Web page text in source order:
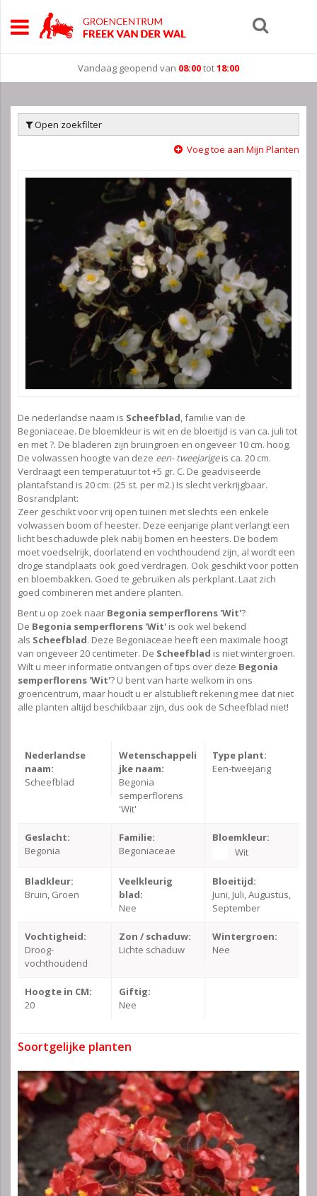
Vandaag geopend van 08:00tot18:00
Open zoekfilter
Voeg toe aan Mijn Planten
De nederlandse naam is Scheefblad, familie van de
Begoniaceae. De bloemkleur is wit en de bloeitijd is van ca. juli tot
en met ?. De bladeren zijn bruingroen en ongeveer 10 cm. hoog.
De volwassen hoogte van deze een- tweejarigeis ca. 20 cm.
Verdraagt een temperatuur tot +5 gr. C. De geadviseerde
plantafstand is 20 cm. (25 st. per m2.) Is slecht verkrijgbaar.
Bosrandplant:
Zeer geschikt voor vrij open tuinen met slechts een enkele
volwassen boom of heester. Deze eenjarige plant verlangt een
licht beschaduwde plek nabij bomen en heesters. De bodem
moet voedselrijk, doorlatend en vochthoudend zijn, al wordt een
droge standplaats ook goed verdragen. Ook geschikt voor potten
en bloembakken. Goed te gebruiken als perkplant. Laat zich
goed combineren met andere planten.
Bent u op zoek naar Begonia semperflorens 'Wit'?
De Begonia semperflorens 'Wit' is ook wel bekend
als Scheefblad. Deze Begoniaceae heeft een maximale hoogt
van ongeveer 20 centimeter. De Scheefblad is niet wintergroen.
Wilt u meer informatie ontvangen of tips over deze Begonia
semperflorens 'Wit'? U bent van harte welkom in ons
groencentrum, maar houdt u er alstublieft rekening mee dat niet
alle planten altijd beschikbaar zijn, dus ook de Scheefblad niet!
Nederlandse
naam:
Scheefblad
Wetenschappeli
jke naam:
Begonia
semperflorens
'Wit'
Type plant:
Een-tweejarig
Geslacht:
Begonia
Familie:
Begoniaceae
Bloemkleur:
Wit
Bladkleur:
Bruin, Groen
Veelkleurig
blad:
Nee
Bloeitijd:
Juni, Juli, Augustus,
September
Vochtigheid:
Droog-
vochthoudend
Zon / schaduw:
Lichte schaduw
Wintergroen:
Nee
Hoogte in CM:
20
Giftig:
Nee
Soortgelijke planten